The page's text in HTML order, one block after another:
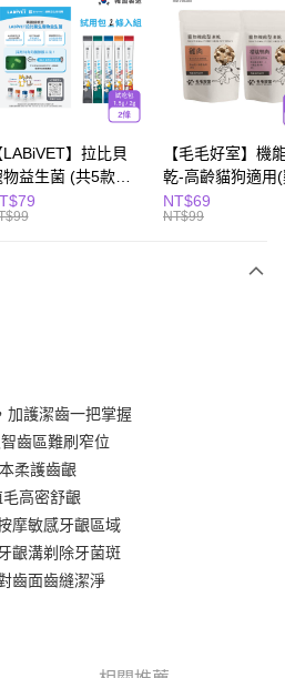
之點數服務，可於會員專區綁定中華電信
上)免運費
上)免運費
上)免運費
LABiVET】拉比貝
益生菌 (共5款可
包/盒、
包/盒
【毛毛好室】機
乾-高齡貓狗適用
10g/櫻桃鴨肉8g)
NT$69
NT$99
加護潔齒一把掌握
齒區難刷窄位
柔護齒齦
高密舒齦
摩敏感牙齦區域
齦溝剃除牙菌斑
齒面齒縫潔淨